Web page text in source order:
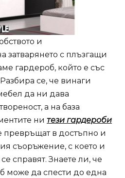
и
затварянето с плъзгащи
гардероб, който е със
се, че винаги
да ни дава
а на база
ни тези гардероби
превръщат в достъпно и
съоръжение, с което и
справят. Знаете ли, че
може да спести до една